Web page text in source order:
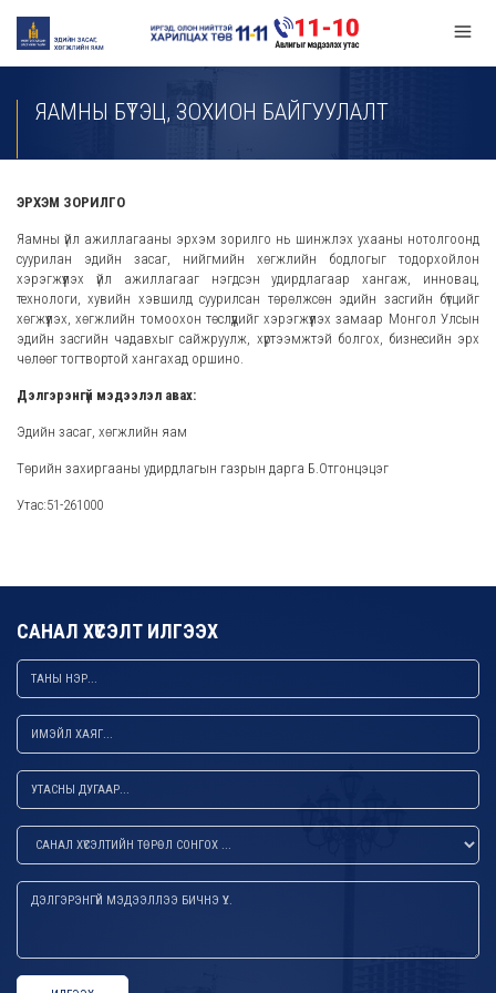
ЯАМНЫ БҮТЭЦ, ЗОХИОН БАЙГУУЛАЛТ
ЭРХЭМ ЗОРИЛГО
Яамны үйл ажиллагааны эрхэм зорилго нь шинжлэх ухааны нотолгоонд
суурилан эдийн засаг, нийгмийн хөгжлийн бодлогыг тодорхойлон
хэрэгжүүлэх үйл ажиллагааг нэгдсэн удирдлагаар хангаж, инновац,
технологи, хувийн хэвшилд суурилсан төрөлжсөн эдийн засгийн бүтцийг
хөгжүүлэх, хөгжлийн томоохон төслүүдийг хэрэгжүүлэх замаар Монгол Улсын
эдийн засгийн чадавхыг сайжруулж, хүртээмжтэй болгох, бизнесийн эрх
чөлөөг тогтвортой хангахад оршино.
Дэлгэрэнгүй мэдээлэл авах:
Эдийн засаг, хөгжлийн яам
Төрийн захиргааны удирдлагын газрын дарга Б.Отгонцэцэг
Утас:51-261000
САНАЛ ХҮСЭЛТ ИЛГЭЭХ